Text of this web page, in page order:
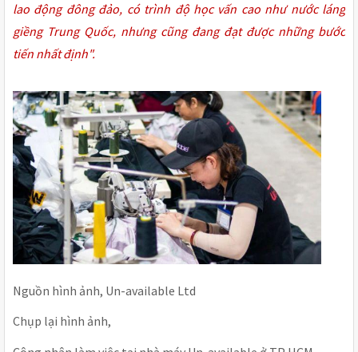
lao động đông đảo, có trình độ học vấn cao như nước láng
giềng Trung Quốc, nhưng cũng đang đạt được những bước
tiến nhất định".
Nguồn hình ảnh, Un-available Ltd
Chụp lại hình ảnh,